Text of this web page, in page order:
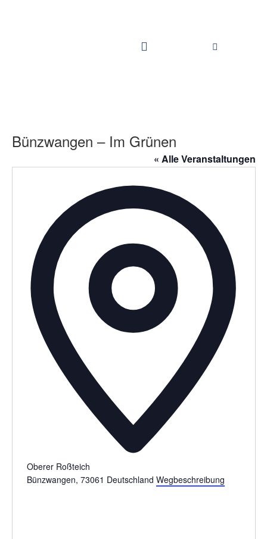
Bünzwangen – Im Grünen
« Alle Veranstaltungen
Oberer Roßteich
Bünzwangen, 73061 Deutschland Wegbeschreibung